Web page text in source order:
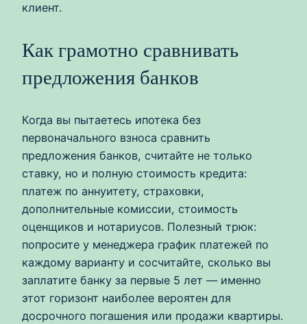
клиент.
Как грамотно сравнивать
предложения банков
Когда вы пытаетесь ипотека без
первоначального взноса сравнить
предложения банков, считайте не только
ставку, но и полную стоимость кредита:
платеж по аннуитету, страховки,
дополнительные комиссии, стоимость
оценщиков и нотариусов. Полезный трюк:
попросите у менеджера график платежей по
каждому варианту и сосчитайте, сколько вы
заплатите банку за первые 5 лет — именно
этот горизонт наиболее вероятен для
досрочного погашения или продажи квартиры.